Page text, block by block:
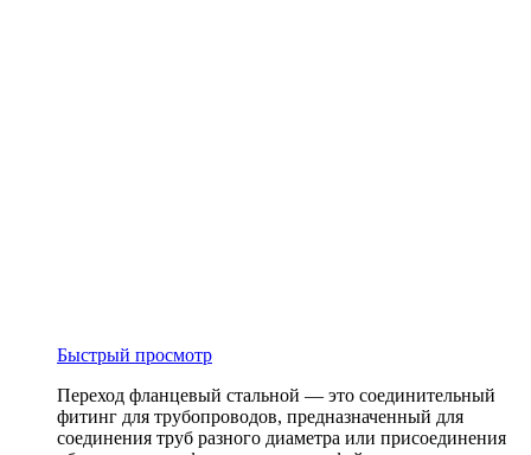
Быстрый просмотр
Переход фланцевый стальной — это соединительный
фитинг для трубопроводов, предназначенный для
соединения труб разного диаметра или присоединения